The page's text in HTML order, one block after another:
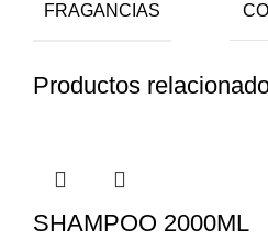
FRAGANCIAS
Productos
SHAMPOO 2000ML